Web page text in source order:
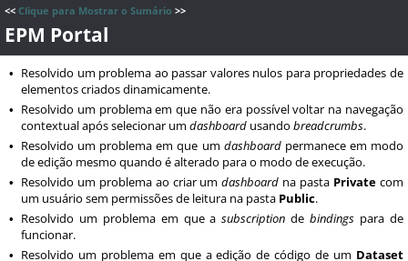
<< Clique para Mostrar o Sumário >>
EPM Portal
•
Resolvido um problema ao passar valores nulos para propriedades de
elementos criados dinamicamente.
•
Resolvido um problema em que não era possível voltar na navegação
contextual após selecionar um dashboard usando breadcrumbs.
• Resolvido um problema em que um dashboardpermanece em modo
de edição mesmo quando é alterado para o modo de execução.
• Resolvido um problema ao criar umdashboard na pasta Private com
um usuário sem permissões de leitura na pasta Public.
• Resolvido um problema em que asubscription debindings para de
funcionar.
• Resolvido um problema em que a edição de código de um Dataset